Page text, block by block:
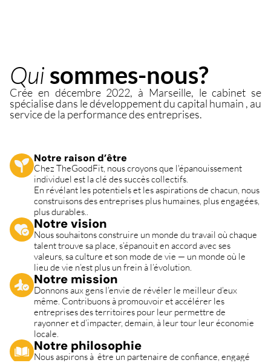
Qui sommes-nous?
Crée en décembre 2022, à Marseille, le cabinet se
spécialise dans le développement du capital humain , au
service de la performance des entreprises.
Notre raison d’être
Chez TheGoodFit, nous croyons que l'épanouissement
individuel est la clé des succès collectifs.
En révélant les potentiels et les aspirations de chacun, nous
construisons des entreprises plus humaines, plus engagées,
plus durables..
Notre vision
Nous souhaitons construire un monde du travail où chaque
talent trouve sa place, s’épanouit en accord avec ses
valeurs, sa culture et son mode de vie — un monde où le
lieu de vie n’est plus un frein à l’évolution.
Notre mission
Donnons aux gens l’envie de révéler le meilleur d’eux
même. Contribuons à promouvoir et accélérer les
entreprises des territoires pour leur permettre de
rayonner et d’impacter, demain, à leur tour leur économie
locale.
Notre philosophie
Nous aspirons à  être un partenaire de confiance, engagé